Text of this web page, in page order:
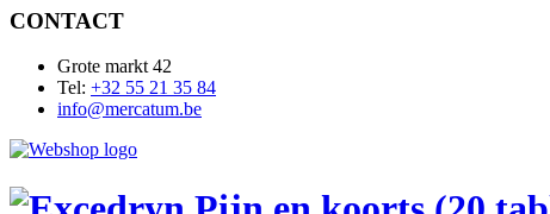
CONTACT
Grote markt 42
Tel: +32 55 21 35 84
info@mercatum.be